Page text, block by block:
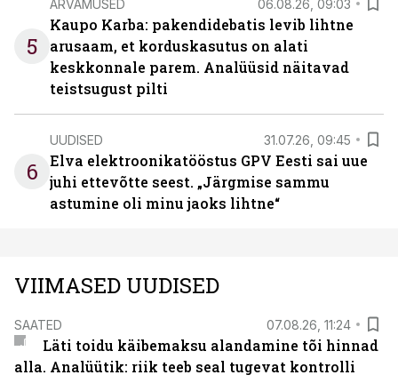
5
ARVAMUSED 06.08.26, 09:03
Kaupo Karba: pakendidebatis levib lihtne
arusaam, et korduskasutus on alati
keskkonnale parem. Analüüsid näitavad
teistsugust pilti
6
UUDISED 31.07.26, 09:45
Elva elektroonikatööstus GPV Eesti sai uue
juhi ettevõtte seest. „Järgmise sammu
astumine oli minu jaoks lihtne“
VIIMASED UUDISED
SAATED 07.08.26, 11:24
Läti toidu käibemaksu alandamine tõi hinnad
alla. Analüütik: riik teeb seal tugevat kontrolli